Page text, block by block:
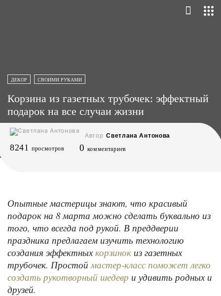
ДЕКОР СВОИМИ РУКАМИ
Корзина из газетных трубочек: эффектный
подарок на все случаи жизни
Автор Светлана Антонова
8241 просмотров 0 комментариев
Опытные мастерицы знают, что красивый
подарок на 8 марта можно сделать буквально из
того, что всегда под рукой. В преддверии
праздника предлагаем изучить технологию
создания эффектныхкорзинок из газетных
трубочек. Простоймастер-класс поможет легко
создать рукотворный шедевр и удивить родных и
друзей.